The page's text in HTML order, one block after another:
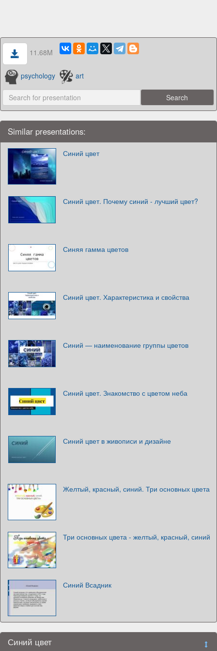
11.68M
psychology art
Similar presentations:
Синий цвет
Синий цвет. Почему синий - лучший цвет?
Синяя гамма цветов
Синий цвет. Характеристика и свойства
Синий — наименование группы цветов
Синий цвет. Знакомство с цветом неба
Синий цвет в живописи и дизайне
Желтый, красный, синий. Три основных цвета
Три основных цвета - желтый, красный, синий
Синий Всадник
Синий цвет